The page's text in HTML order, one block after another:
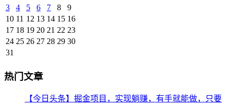
3
4 5 6 7 8
9
10 11 12 13 14 15 16
17 18 19 20 21 22 23
24 25 26 27 28 29 30
31
热门文章
【今日头条】掘金项目，实现躺赚，有手就能做，只要